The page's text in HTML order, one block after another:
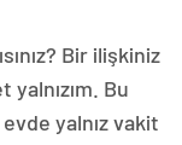
Bir ilişkiniz
Bu
yalnız vakit